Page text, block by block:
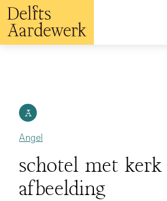
Skip
to
main
content
Recognize
Explore
Learn
A
Angel
schotel met
afbeelding